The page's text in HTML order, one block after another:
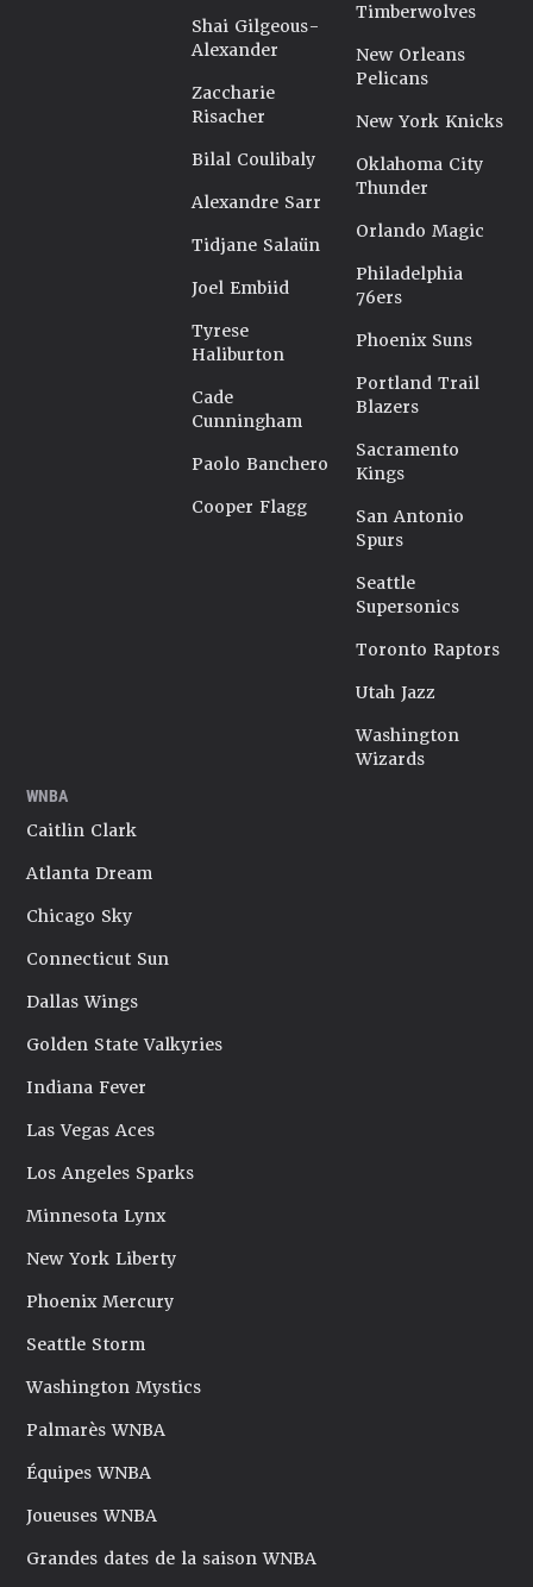
Shai Gilgeous-
Alexander
Zaccharie
Risacher
Bilal Coulibaly
Alexandre Sarr
Tidjane Salaün
Joel Embiid
Tyrese
Haliburton
Cade
Cunningham
Paolo Banchero
Cooper Flagg
Timberwolves
New Orleans
Pelicans
New York Knicks
Oklahoma City
Thunder
Orlando Magic
Philadelphia
76ers
Phoenix Suns
Portland Trail
Blazers
Sacramento
Kings
San Antonio
Spurs
Seattle
Supersonics
Toronto Raptors
Utah Jazz
Washington
Wizards
WNBA
Caitlin Clark
Atlanta Dream
Chicago Sky
Connecticut Sun
Dallas Wings
Golden State Valkyries
Indiana Fever
Las Vegas Aces
Los Angeles Sparks
Minnesota Lynx
New York Liberty
Phoenix Mercury
Seattle Storm
Washington Mystics
Palmarès WNBA
Équipes WNBA
Joueuses WNBA
Grandes dates de la saison WNBA